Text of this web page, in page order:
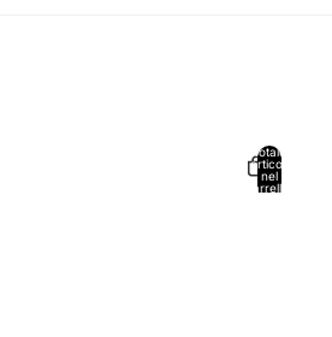
Totale
articoli
nel
carrello: